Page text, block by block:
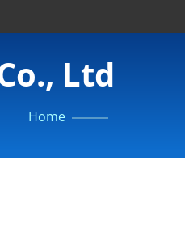
Ltd.
Home